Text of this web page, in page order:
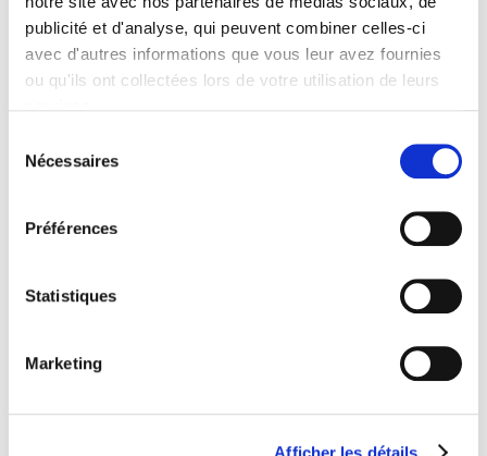
publicité et d'analyse, qui peuvent combiner celles-ci
avec d'autres informations que vous leur avez fournies
ou qu'ils ont collectées lors de votre utilisation de leurs
Nécessaires
Préférences
Statistiques
Marketing
Afficher les détails